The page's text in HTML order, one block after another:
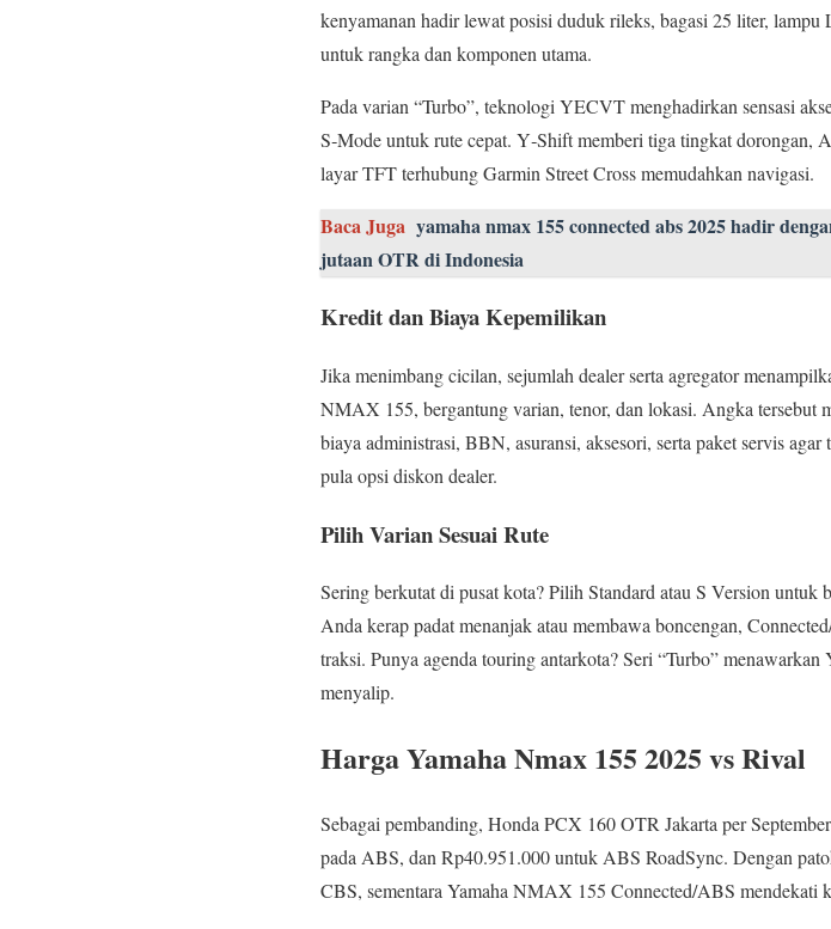
kenyamanan hadir lewat posisi duduk rileks, bagasi 25 liter,
untuk rangka dan komponen utama.
Pada varian “Turbo”, teknologi YECVT menghadirkan sensasi
S‑Mode untuk rute cepat. Y‑Shift memberi tiga tingkat dorongan,
layar TFT terhubung Garmin Street Cross memudahkan navigasi.
Baca Juga yamaha nmax 155 connected abs 2025 hadir
jutaan OTR di Indonesia
Kredit dan Biaya Kepemilikan
Jika menimbang cicilan, sejumlah dealer serta agregator
NMAX 155, bergantung varian, tenor, dan lokasi. Angka tersebut
biaya administrasi, BBN, asuransi, aksesori, serta paket servis
pula opsi diskon dealer.
Pilih Varian Sesuai Rute
Sering berkutat di pusat kota? Pilih Standard atau S Version
Anda kerap padat menanjak atau membawa boncengan,
traksi. Punya agenda touring antarkota? Seri “Turbo”
menyalip.
Harga Yamaha Nmax 155 2025 vs Rival
Sebagai pembanding, Honda PCX 160 OTR Jakarta per
pada ABS, dan Rp40.951.000 untuk ABS RoadSync. Dengan
CBS, sementara Yamaha NMAX 155 Connected/ABS mendekati